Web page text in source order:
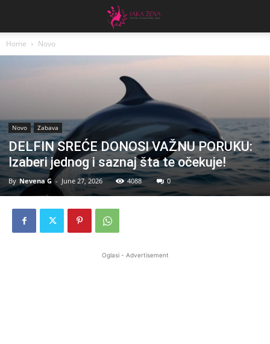
Home Novo
Novo Zabava
DELFIN SREĆE DONOSI VAŽNU PORUKU:
Izaberi jednog i saznaj šta te očekuje!
By Nevena G - June 27, 2026 4088 0
Oglasi - Advertisement